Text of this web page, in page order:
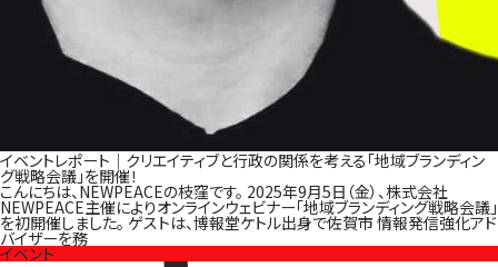
イベントレポート｜クリエイティブと行政の関係を考える「地域ブランディン
グ戦略会議」を開催！
こんにちは、NEWPEACEの枝窪です。 2025年9月5日（金）、株式会社
NEWPEACE主催によりオンラインウェビナー「地域ブランディング戦略会議」
を初開催しました。 ゲストは、博報堂ケトル出身で佐賀市 情報発信強化アド
バイザーを務
イベント